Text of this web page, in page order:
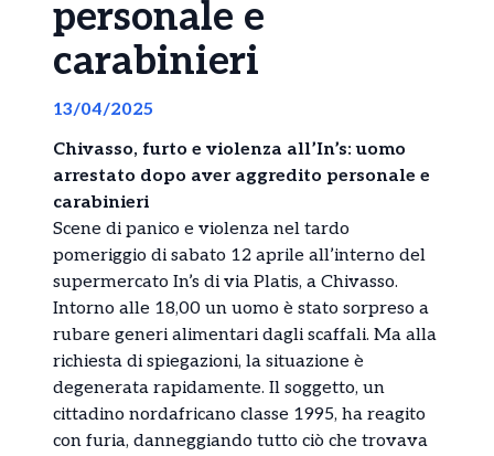
personale e
carabinieri
13/04/2025
Chivasso, furto e violenza all’In’s: uomo
arrestato dopo aver aggredito personale e
carabinieri
Scene di panico e violenza nel tardo
pomeriggio di sabato 12 aprile all’interno del
supermercato In’s di via Platis, a Chivasso.
Intorno alle 18,00 un uomo è stato sorpreso a
rubare generi alimentari dagli scaffali. Ma alla
richiesta di spiegazioni, la situazione è
degenerata rapidamente. Il soggetto, un
cittadino nordafricano classe 1995, ha reagito
con furia, danneggiando tutto ciò che trovava